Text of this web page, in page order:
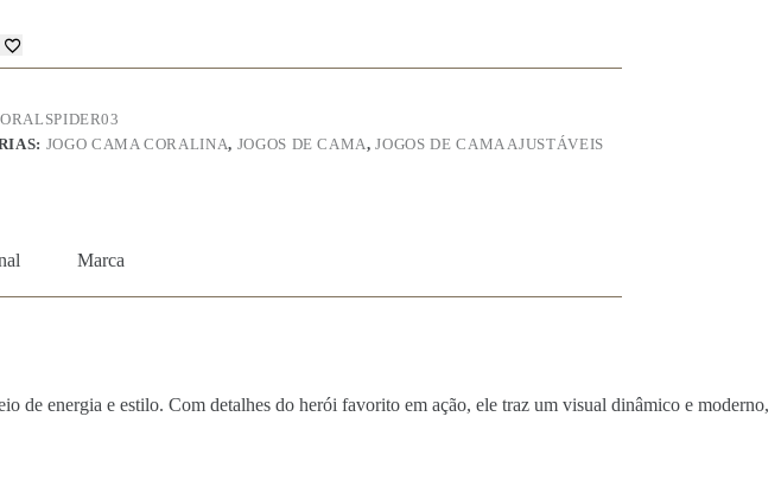
JOGO CAMA CORALINA, JOGOS DE CAMA,JOGOS DE CAMA AJUSTÁVEIS
Marca
de energia e estilo. Com detalhes do herói favorito em ação, ele traz um visual dinâmico e moderno,